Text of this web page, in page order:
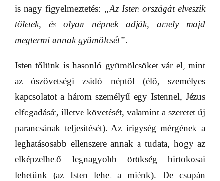
is nagy figyelmeztetés: „Az Isten országát elveszik
tőletek, és olyan népnek adják, amely majd
megtermi annak gyümölcsét”.
Isten tőlünk is hasonló gyümölcsöket vár el, mint
az ószövetségi zsidó néptől (élő, személyes
kapcsolatot a három személyű egy Istennel, Jézus
elfogadását, illetve követését, valamint a szeretet új
parancsának teljesítését). Az irigység mérgének a
leghatásosabb ellenszere annak a tudata, hogy az
elképzelhető legnagyobb örökség birtokosai
lehetünk (az Isten lehet a miénk). De csupán